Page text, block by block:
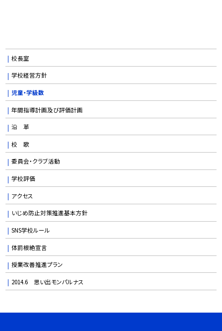
校長室
学校経営方針
児童・学級数
年間指導計画及び評価計画
沿 革
校 歌
委員会・クラブ活動
学校評価
アクセス
いじめ防止対策推進基本方針
SNS学校ルール
体罰根絶宣言
授業改善推進プラン
2014.6 思い出モンパルナス